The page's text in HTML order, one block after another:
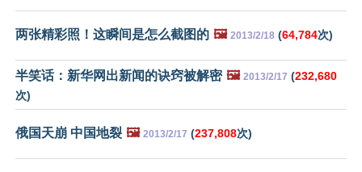
两张精彩照！这瞬间是怎么截图的 🖼️ 2013/2/18 (64,784次)
半笑话：新华网出新闻的诀窍被解密 🖼️ 2013/2/17 (232,680
次)
俄国天崩 中国地裂 🖼️ 2013/2/17 (237,808次)